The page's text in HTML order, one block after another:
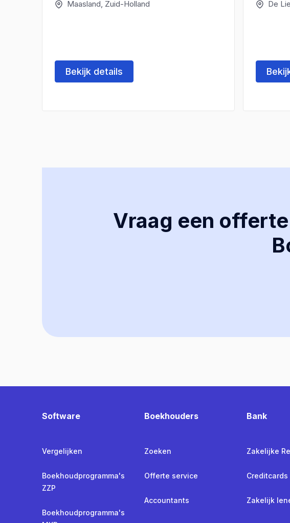
Maasland, Zuid-Holland
Bekijk details
De
Vraag een
Software
Vergelijken
Boekhoudprogramma's
ZZP
Boekhoudprogramma's
Boekhouders
Zoeken
Offerte service
Accountants
Bank
Zakelijke
Creditcards
Zakelijk